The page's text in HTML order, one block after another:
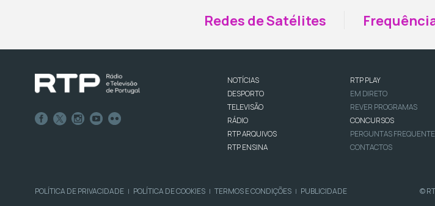
Redes de Satélites
NOTÍCIAS
DESPORTO
TELEVISÃO
RÁDIO
RTP ARQUIVOS
RTP ENSINA
RTP PLAY
EM DIRETO
REVER PROGRAMAS
CONCURSOS
PERGUNTAS
CONTACTOS
POLÍTICA DE PRIVACIDADE | POLÍTICA DE COOKIES | TERMOS E CONDIÇÕES | PUBLICIDADE ©